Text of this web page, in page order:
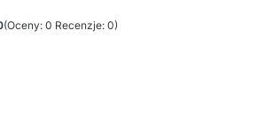
(Oceny: 0 Recenzje: 0)